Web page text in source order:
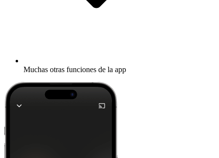
Muchas otras funciones de la app